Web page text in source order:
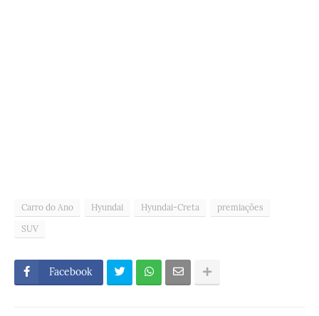
Carro do Ano Hyundai Hyundai-Creta
premiações
SUV
Facebook